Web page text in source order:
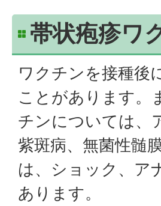
帯状疱疹ワ
ワクチンを接種後
ことがあります。
チンについては、
紫斑病、無菌性髄
は、ショック、ア
あります。